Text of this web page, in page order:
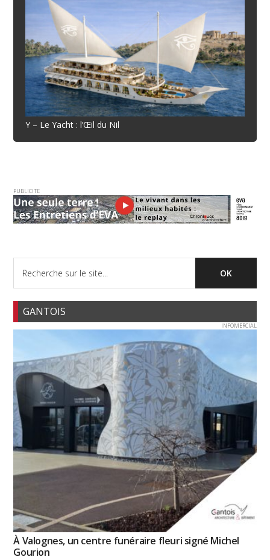
Y – Le Yacht : l’Œil du Nil
PUBLICITE
GANTOIS
INFOMERCIAL
À Valognes, un centre funéraire fleuri signé Michel
Gourion